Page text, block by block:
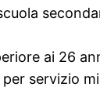
ai 26
servizio